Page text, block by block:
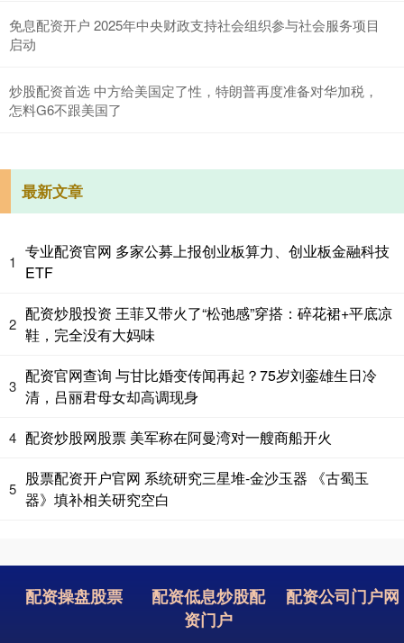
免息配资开户 2025年中央财政支持社会组织参与社会服务项目
启动
炒股配资首选 中方给美国定了性，特朗普再度准备对华加税，
怎料G6不跟美国了
最新文章
1
专业配资官网 多家公募上报创业板算力、创业板金融科技
ETF
2
配资炒股投资 王菲又带火了“松弛感”穿搭：碎花裙+平底凉
鞋，完全没有大妈味
3
配资官网查询 与甘比婚变传闻再起？75岁刘銮雄生日冷
清，吕丽君母女却高调现身
4 配资炒股网股票 美军称在阿曼湾对一艘商船开火
5
股票配资开户官网 系统研究三星堆-金沙玉器 《古蜀玉
器》填补相关研究空白
配资操盘股票
配资低息炒股配
资门户
配资公司门户网